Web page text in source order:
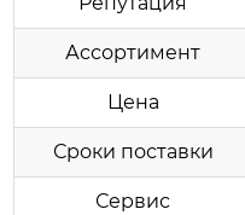
Ассортимент
Цена
Сроки поставки
Сервис